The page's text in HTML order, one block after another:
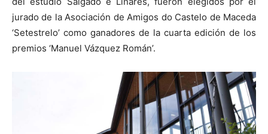
jurado de la Asociación de Amigos do Castelo de Maceda
‘Setestrelo’ como ganadores de la cuarta edición de los
premios ‘Manuel Vázquez Román’.